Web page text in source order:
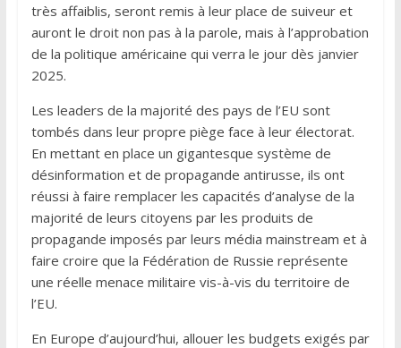
très affaiblis, seront remis à leur place de suiveur et
auront le droit non pas à la parole, mais à l’approbation
de la politique américaine qui verra le jour dès janvier
2025.
Les leaders de la majorité des pays de l’EU sont
tombés dans leur propre piège face à leur électorat.
En mettant en place un gigantesque système de
désinformation et de propagande antirusse, ils ont
réussi à faire remplacer les capacités d’analyse de la
majorité de leurs citoyens par les produits de
propagande imposés par leurs média mainstream et à
faire croire que la Fédération de Russie représente
une réelle menace militaire vis-à-vis du territoire de
l’EU.
En Europe d’aujourd’hui, allouer les budgets exigés par